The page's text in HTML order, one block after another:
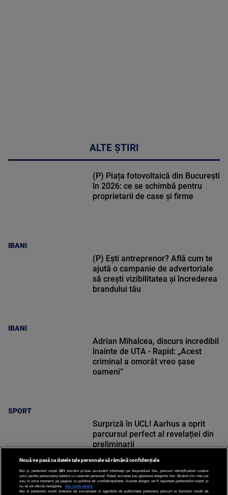
ALTE ȘTIRI
IBANI
(P) Piața fotovoltaică din București
în 2026: ce se schimbă pentru
proprietarii de case și firme
IBANI
(P) Ești antreprenor? Află cum te
ajută o campanie de advertoriale
să crești vizibilitatea și încrederea
brandului tău
SPORT
Adrian Mihalcea, discurs incredibil
înainte de UTA - Rapid: „Acest
criminal a omorât vreo șase
oameni”
SPORT
Surpriză în UCL! Aarhus a oprit
parcursul perfect al revelației din
preliminarii
Nouă ne pasă ca datele tale personale să rămână confidențiale
Noi și partenerii noștri 201 stocăm și/sau accesăm informații pe dispozitivul dvs., precum identificatorii cookie
unici pentru prelucrarea datelor cu caracter personal. Puteți accepta sau gestiona alegerile dvs. făcând clic mai jos
sau în orice moment, pe pagina cu politica de confidențialitate. Aceste alegeri vor fi raportate partenerilor noștri și
nu vă vor afecta navigarea.
Mai multe detalii
Noi si partenerii nostri (retelele de socializare si agentiile de publicitate partenere, precum si furnizorii nostri de